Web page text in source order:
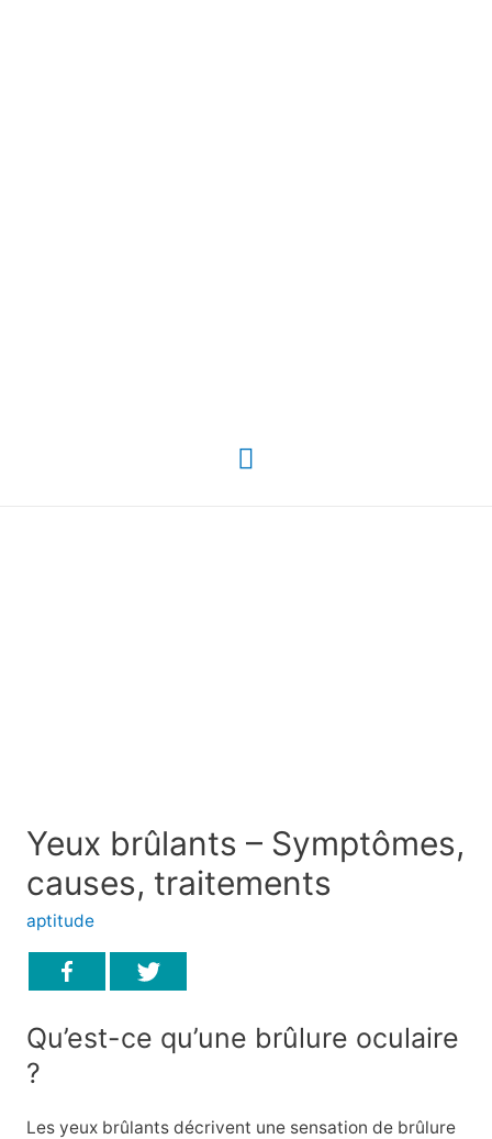
Menu
Yeux brûlants – Symptômes,
causes, traitements
aptitude
Qu’est-ce qu’une brûlure oculaire
?
Les yeux brûlants décrivent une sensation de brûlure